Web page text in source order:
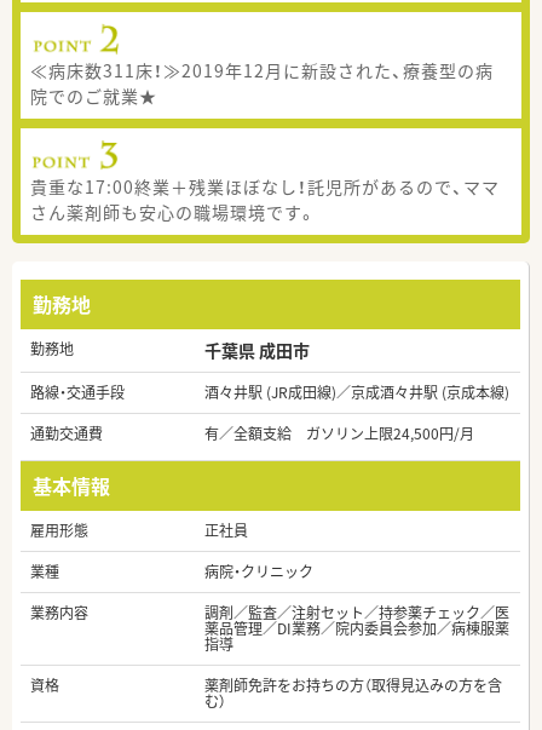
≪病床数311床！≫2019年12月に新設された、療養型の病
院でのご就業★
貴重な17:00終業＋残業ほぼなし！託児所があるので、ママ
さん薬剤師も安心の職場環境です。
勤務地
勤務地 千葉県 成田市
路線・交通手段
酒々井駅 (JR成田線)／京成酒々井駅 (京成本線)
通勤交通費
有／全額支給 ガソリン上限24,500円/月
基本情報
雇用形態
正社員
業種
病院・クリニック
業務内容
調剤／監査／注射セット／持参薬チェック／医
薬品管理／DI業務／院内委員会参加／病棟服薬
指導
資格
薬剤師免許をお持ちの方（取得見込みの方を含
む）